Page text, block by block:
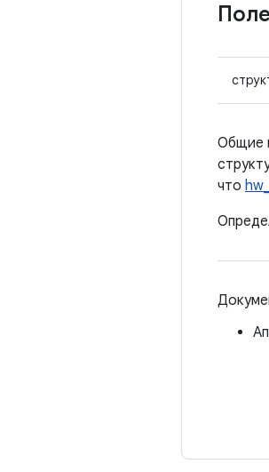
Общие
что